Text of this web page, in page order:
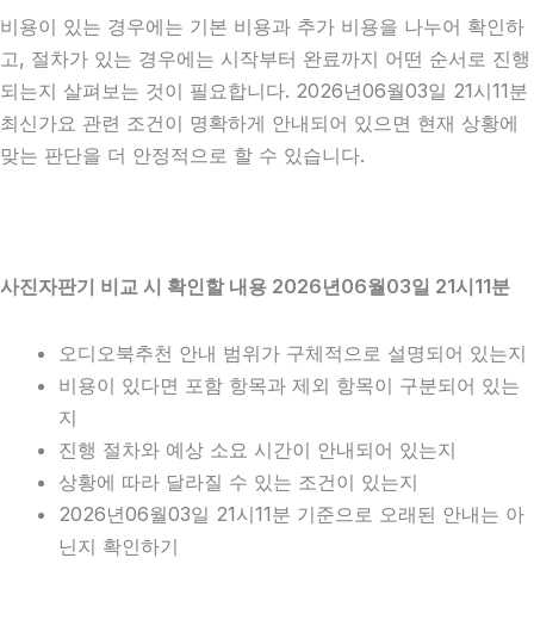
비용이 있는 경우에는 기본 비용과 추가 비용을 나누어 확인하
고, 절차가 있는 경우에는 시작부터 완료까지 어떤 순서로 진행
되는지 살펴보는 것이 필요합니다. 2026년06월03일 21시11분
최신가요 관련 조건이 명확하게 안내되어 있으면 현재 상황에
맞는 판단을 더 안정적으로 할 수 있습니다.
사진자판기 비교 시 확인할 내용 2026년06월03일 21시11분
오디오북추천 안내 범위가 구체적으로 설명되어 있는지
비용이 있다면 포함 항목과 제외 항목이 구분되어 있는
지
진행 절차와 예상 소요 시간이 안내되어 있는지
상황에 따라 달라질 수 있는 조건이 있는지
2026년06월03일 21시11분 기준으로 오래된 안내는 아
닌지 확인하기